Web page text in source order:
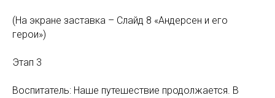
(На экране заставка – Слайд 8 «Андерсен и его
герои»)
Этап 3
Воспитатель: Наше путешествие продолжается. В